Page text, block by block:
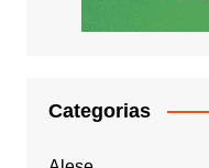
Categorias